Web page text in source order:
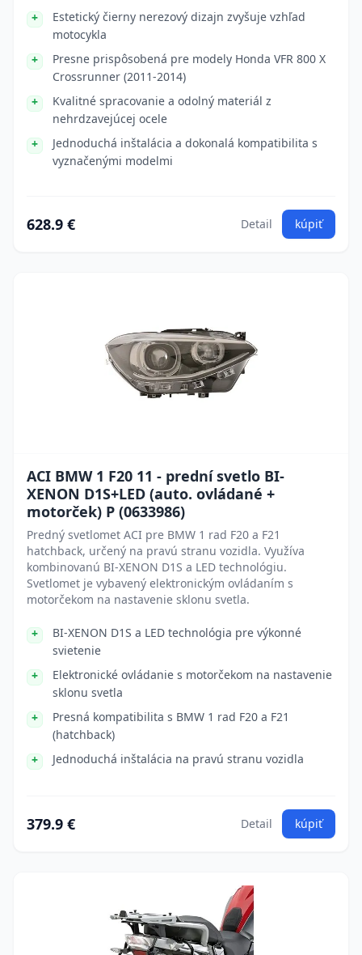
Estetický čierny nerezový dizajn zvyšuje vzhľad
motocykla
Presne prispôsobená pre modely Honda VFR 800 X
Crossrunner (2011-2014)
Kvalitné spracovanie a odolný materiál z
nehrdzavejúcej ocele
Jednoduchá inštalácia a dokonalá kompatibilita s
vyznačenými modelmi
628.9 € Detail kúpiť
ACI BMW 1 F20 11 - prední svetlo BI-
XENON D1S+LED (auto. ovládané +
motorček) P (0633986)
Predný svetlomet ACI pre BMW 1 rad F20 a F21
hatchback, určený na pravú stranu vozidla. Využíva
kombinovanú BI-XENON D1S a LED technológiu.
Svetlomet je vybavený elektronickým ovládaním s
motorčekom na nastavenie sklonu svetla.
BI-XENON D1S a LED technológia pre výkonné
svietenie
Elektronické ovládanie s motorčekom na nastavenie
sklonu svetla
Presná kompatibilita s BMW 1 rad F20 a F21
(hatchback)
Jednoduchá inštalácia na pravú stranu vozidla
379.9 € Detail kúpiť